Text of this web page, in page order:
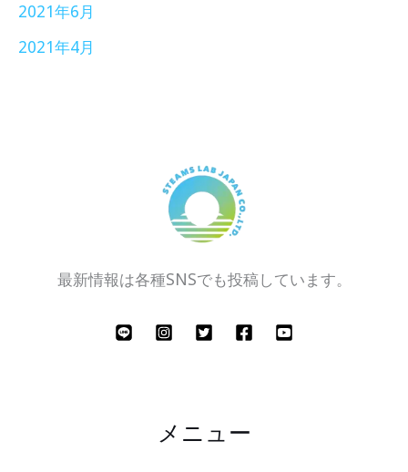
2021年6月
2021年4月
最新情報は各種SNSでも投稿しています。
メニュー